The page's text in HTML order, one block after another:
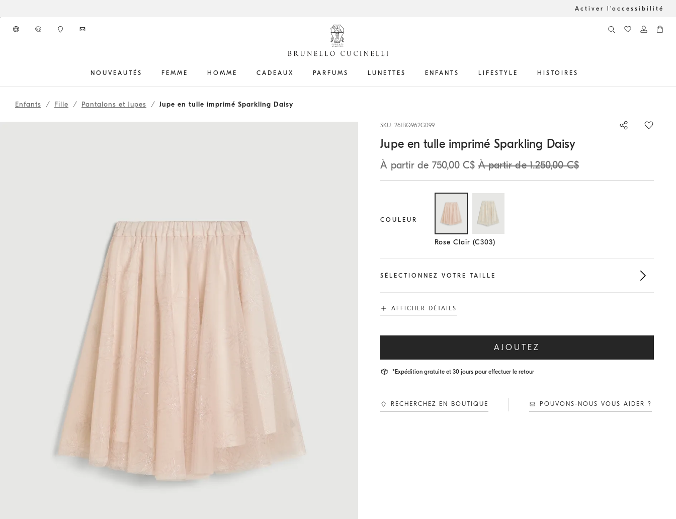
Activer l'accessibilité
NOUVEAUTÉS FEMME HOMME CADEAUX PARFUMS LUNETTES ENFANTS LIFESTYLE HISTOIRES
Enfants Fille Pantalons et Jupes Jupe en tulle imprimé Sparkling Daisy
SKU: 261BQ962G099
Jupe en tulle imprimé Sparkling Daisy
À partir de 750,00 C$ À partir de 1.250,00 C$
COULEUR
Taille sélectionnée
Rose Clair (C303)
SÉLECTIONNEZ VOTRE TAILLE
AFFICHER DÉTAILS
AJOUTEZ
*Expédition gratuite et 30 jours pour effectuer le retour
RECHERCHEZ EN BOUTIQUE POUVONS-NOUS VOUS AIDER ?